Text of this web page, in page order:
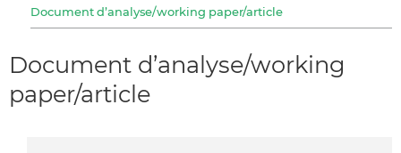
Document d’analyse/working paper/article
Document d’analyse/working
paper/article